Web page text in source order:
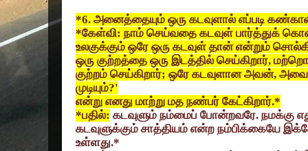
*6. அனைத்தையும் ஒரு கடவுளால் எப்படி
*கேள்வி: நாம் செய்வதை கடவுள் பார்த்துக்
உலகுக்கும் ஒரே ஒரு கடவுள் தான் என்றும்
ஒரு குற்றத்தை ஒரு இடத்தில் செய்கிறார்,
குற்றம் செய்கிறார்; ஒரே கடவுளான அவன்,
முடியும்?'
என்று எனது மாற்று மத நண்பர் கேட்கிறார்.*
*பதில்: கடவுளும் நம்மைப் போன்றவரே. நமக்கு
கடவுளுக்கும் சாத்தியம் என்ற நம்பிக்கையே
உள்ளது.*